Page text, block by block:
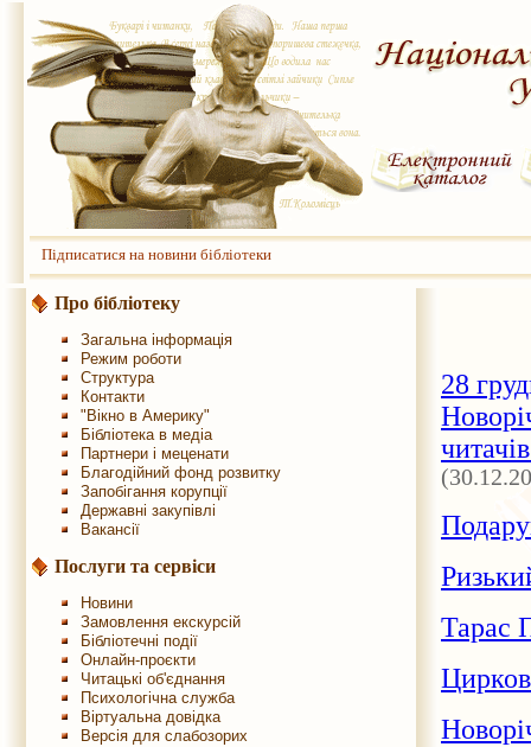
Підписатися на новини бібліотеки
Про бібліотеку
Загальна інформація
Режим роботи
Структура
Контакти
"Вікно в Америку"
Бібліотека в медіа
Партнери і меценати
Благодійний фонд розвитку
Запобігання корупції
Державні закупівлі
Вакансії
Послуги та сервіси
Новини
Замовлення екскурсій
Бібліотечні події
Онлайн-проєкти
Читацькі об'єднання
Психологічна служба
Віртуальна довідка
Версія для слабозорих
28
Тарас